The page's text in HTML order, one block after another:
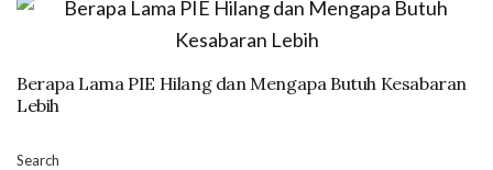
Berapa Lama PIE Hilang dan Mengapa Butuh Kesabaran
Lebih
Search